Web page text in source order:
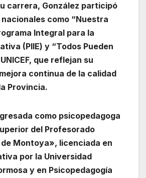
carrera, González participó
como “Nuestra
Integral para la
(PIIE) y “Todos Pueden
que reflejan su
continua de la calidad
Provincia.
como psicopedagoga
del Profesorado
Montoya», licenciada en
por la Universidad
y en Psicopedagogía